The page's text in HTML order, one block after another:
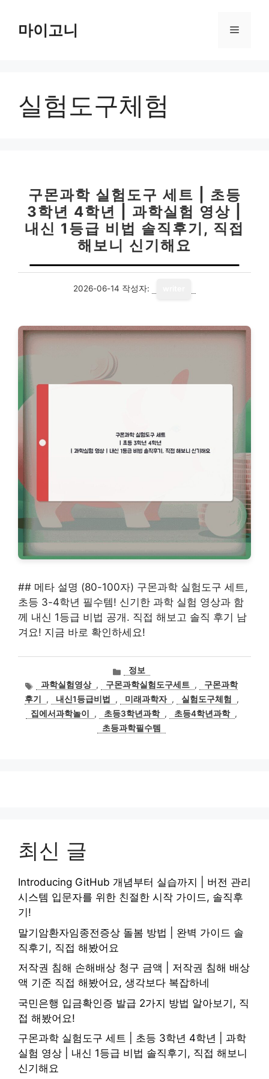
마이고니 메
실험도구체험
구몬과학 실험도구 세트 | 초등
3학년 4학년 | 과학실험 영상 |
내신 1등급 비법 솔직후기, 직접
해보니 신기해요
2026-06-14 작성자:
## 메타 설명 (80-100자) 구몬과학 실험도구 세트,
초등 3-4학년 필수템! 신기한 과학 실험 영상과 함
께 내신 1등급 비법 공개. 직접 해보고 솔직 후기 남
겨요! 지금 바로 확인하세요!
카
테
고
리
정보
태
그
과학실험영상 , 구몬과학실험도구세트 ,
구몬과학
후기
, 내신1등급비법 , 미래과학자 , 실험도구체험
,
집에서과학놀이
, 초등3학년과학 , 초등4학년과학 ,
초등과학필수템
최신 글
Introducing GitHub 개념부터 실습까지 | 버전 관리
시스템 입문자를 위한 친절한 시작 가이드, 솔직후
기!
말기암환자임종전증상 돌봄 방법 | 완벽 가이드 솔
직후기, 직접 해봤어요
저작권 침해 손해배상 청구 금액 | 저작권 침해 배상
액 기준 직접 해봤어요, 생각보다 복잡하네
국민은행 입금확인증 발급 2가지 방법 알아보기, 직
접 해봤어요!
구몬과학 실험도구 세트 | 초등 3학년 4학년 | 과학
실험 영상 | 내신 1등급 비법 솔직후기, 직접 해보니
신기해요